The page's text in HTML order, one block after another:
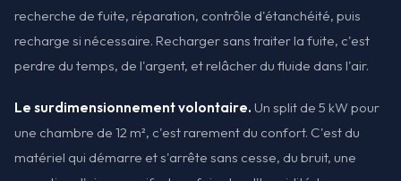
recherche de fuite, réparation, contrôle d'étanchéité, puis
recharge si nécessaire. Recharger sans traiter la fuite, c'est
perdre du temps, de l'argent, et relâcher du fluide dans l'air.
Le surdimensionnement volontaire. Un split de 5 kW pour
une chambre de 12 m², c'est rarement du confort. C'est du
matériel qui démarre et s'arrête sans cesse, du bruit, une